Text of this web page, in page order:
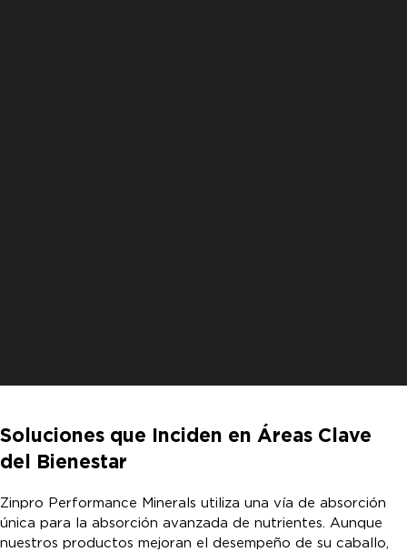
Nacimiento
La suplementación con minerales traza es
optimizar las respuestas a los programas
jóvenes alimentados con Zinpro® 4-Plex®
Soluciones que Inciden en Áreas Clave
del Bienestar
Zinpro Performance Minerals utiliza una vía de absorción
única para la absorción avanzada de nutrientes. Aunque
nuestros productos mejoran el desempeño de su caballo,